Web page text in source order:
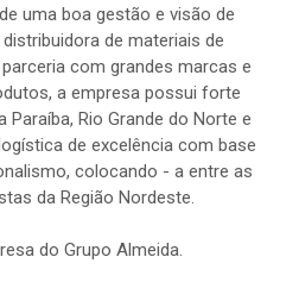
uma boa gestão e visão de
de materiais de
com grandes marcas e
a empresa possui forte
Rio Grande do Norte e
de excelência com base
colocando - a entre as
da Região Nordeste.
do Grupo Almeida.